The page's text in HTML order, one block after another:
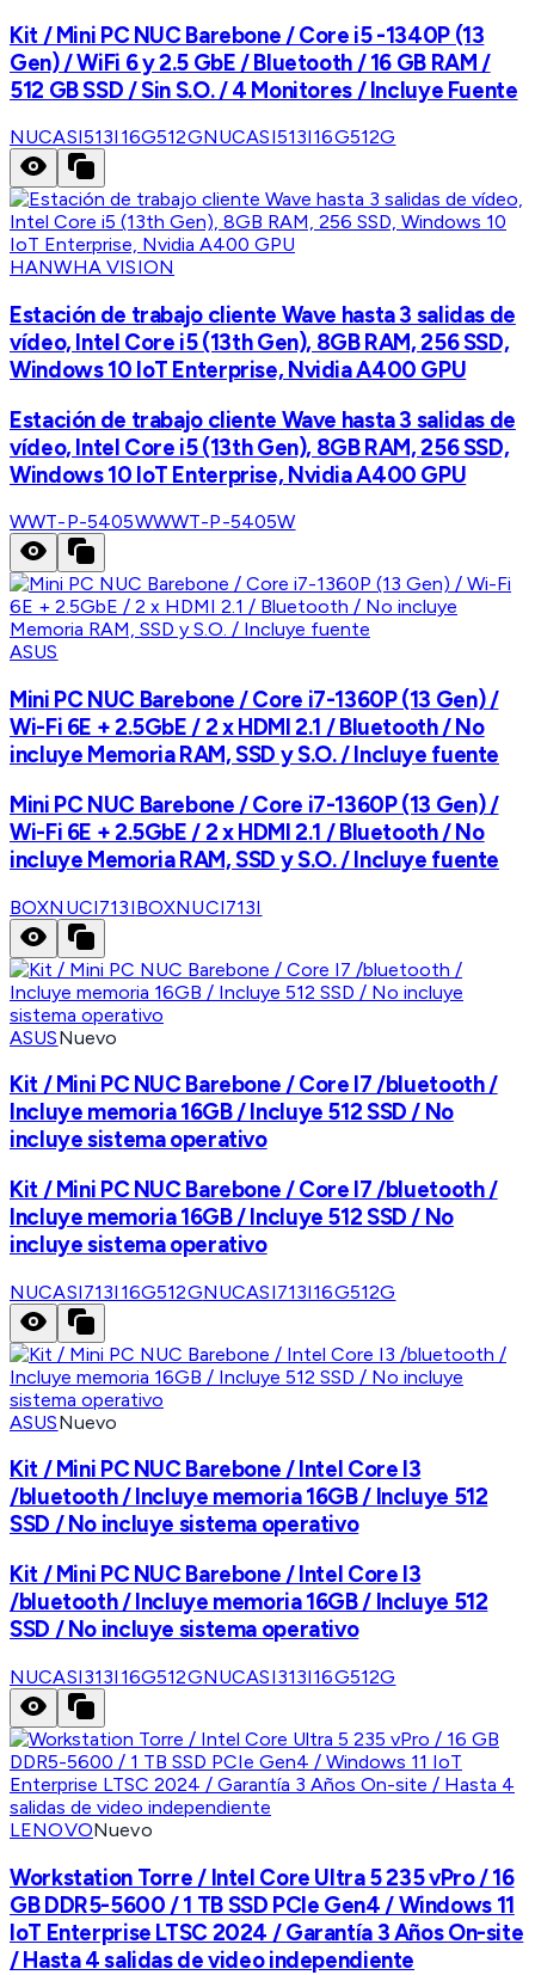
Kit / Mini PC NUC Barebone / Core i5 -1340P (13
Gen) / WiFi 6 y 2.5 GbE / Bluetooth / 16 GB RAM /
512 GB SSD / Sin S.O. / 4 Monitores / Incluye Fuente
NUCASI513I16G512GNUCASI513I16G512G
HANWHA VISION
Estación de trabajo cliente Wave hasta 3 salidas de
vídeo, Intel Core i5 (13th Gen), 8GB RAM, 256 SSD,
Windows 10 IoT Enterprise, Nvidia A400 GPU
Estación de trabajo cliente Wave hasta 3 salidas de
vídeo, Intel Core i5 (13th Gen), 8GB RAM, 256 SSD,
Windows 10 IoT Enterprise, Nvidia A400 GPU
WWT-P-5405WWWT-P-5405W
ASUS
Mini PC NUC Barebone / Core i7-1360P (13 Gen) /
Wi-Fi 6E + 2.5GbE / 2 x HDMI 2.1 / Bluetooth / No
incluye Memoria RAM, SSD y S.O. / Incluye fuente
Mini PC NUC Barebone / Core i7-1360P (13 Gen) /
Wi-Fi 6E + 2.5GbE / 2 x HDMI 2.1 / Bluetooth / No
incluye Memoria RAM, SSD y S.O. / Incluye fuente
BOXNUCI713IBOXNUCI713I
ASUSNuevo
Kit / Mini PC NUC Barebone / Core I7 /bluetooth /
Incluye memoria 16GB / Incluye 512 SSD / No
incluye sistema operativo
Kit / Mini PC NUC Barebone / Core I7 /bluetooth /
Incluye memoria 16GB / Incluye 512 SSD / No
incluye sistema operativo
NUCASI713I16G512GNUCASI713I16G512G
ASUSNuevo
Kit / Mini PC NUC Barebone / Intel Core I3
/bluetooth / Incluye memoria 16GB / Incluye 512
SSD / No incluye sistema operativo
Kit / Mini PC NUC Barebone / Intel Core I3
/bluetooth / Incluye memoria 16GB / Incluye 512
SSD / No incluye sistema operativo
NUCASI313I16G512GNUCASI313I16G512G
LENOVONuevo
Workstation Torre / Intel Core Ultra 5 235 vPro / 16
GB DDR5-5600 / 1 TB SSD PCIe Gen4 / Windows 11
IoT Enterprise LTSC 2024 / Garantía 3 Años On-site
/ Hasta 4 salidas de video independiente